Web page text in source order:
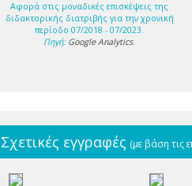
Αφορά στις μοναδικές επισκέψεις της
διδακτορικής διατριβής για την χρονική
περίοδο 07/2018 - 07/2023.
Πηγή: Google Analytics.
Σχετικές εγγραφές (με βάση τις